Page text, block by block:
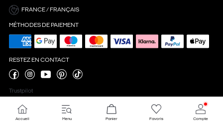
FRANCE / FRANÇAIS
MÉTHODES DE PAIEMENT
RESTEZ EN CONTACT
Trustpilot
Accueil Menu Panier Favoris Compte